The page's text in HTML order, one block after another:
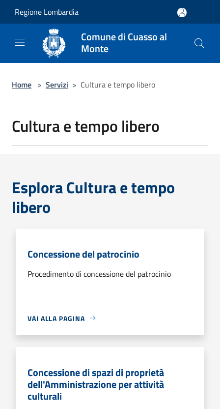
Regione Lombardia
Comune di Cuasso al
Monte
Home > Servizi > Cultura e tempo libero
Cultura e tempo libero
Esplora Cultura e tempo
libero
Concessione del patrocinio
Procedimento di concessione del patrocinio
VAI ALLA PAGINA
Concessione di spazi di proprietà
dell'Amministrazione per attività
culturali